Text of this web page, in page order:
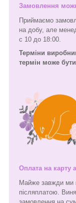
Замовлення
Приймаємо
на добу, але
с 10 до 18:00.
Терміни
термін може
Оплата на карту
Майже завжди ми
післяплатою.